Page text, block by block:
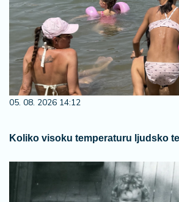
05. 08. 2026 14:12
Koliko visoku temperaturu ljudsko